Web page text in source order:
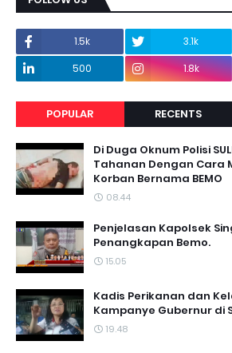
1.5k 3.1k
500
1.8k
POPULAR RECENTS
Di Duga Oknum Polisi
Tahanan Dengan Cara
Korban Bernama BEMO
08.44
Penjelasan Kapolsek
Penangkapan Bemo.
15.05
Kadis Perikanan dan
Kampanye Gubernur di
19.48